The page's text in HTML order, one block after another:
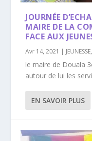
JOURNÉE
MAIRE DE LA
FACE AUX
Avr 14, 2021 | JEUNESSE,
le maire de Douala
autour de lui les
EN SAVOIR PLUS